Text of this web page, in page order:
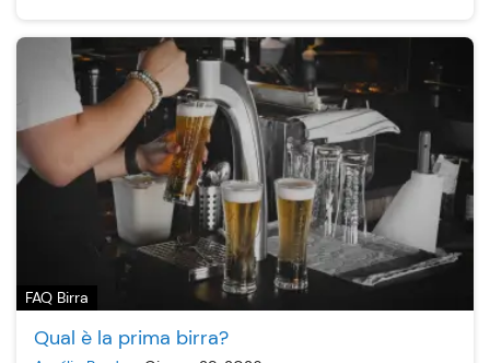
FAQ Birra
Qual è la prima birra?